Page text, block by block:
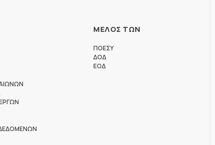
ΜΕΛΟΣ ΤΩΝ
ΠΟΕΣΥ
ΔΟΔ
ΕΟΔ